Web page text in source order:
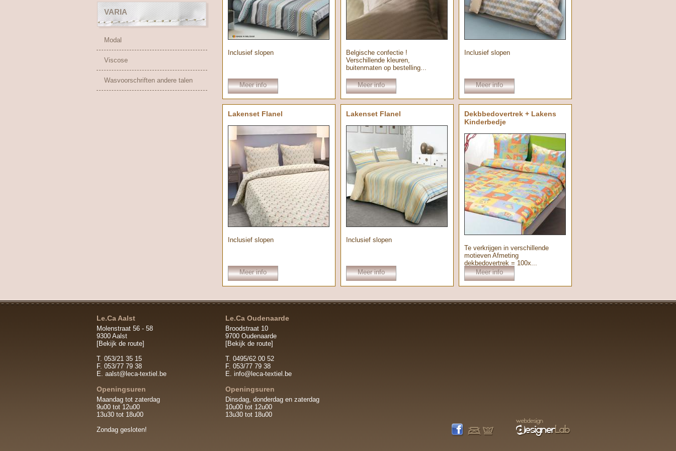
VARIA
Modal
Viscose
Wasvoorschriften andere talen
Inclusief slopen
Meer info
Belgische confectie !
Verschillende kleuren,
buitenmaten op bestelling...
Meer info
Inclusief slopen
Meer info
Lakenset Flanel
Inclusief slopen
Meer info
Lakenset Flanel
Inclusief slopen
Meer info
Dekbbedovertrek + Lakens
Kinderbedje
Te verkrijgen in verschillende
motieven Afmeting
dekbedovertrek = 100x...
Meer info
Le.Ca Aalst
Molenstraat 56 - 58
9300 Aalst
[Bekijk de route]
T. 053/21 35 15
F. 053/77 79 38
E. aalst@leca-textiel.be
Openingsuren
Maandag tot zaterdag
9u00 tot 12u00
13u30 tot 18u00
Zondag gesloten!
Le.Ca Oudenaarde
Broodstraat 10
9700 Oudenaarde
[Bekijk de route]
T. 0495/62 00 52
F. 053/77 79 38
E. info@leca-textiel.be
Openingsuren
Dinsdag, donderdag en zaterdag
10u00 tot 12u00
13u30 tot 18u00